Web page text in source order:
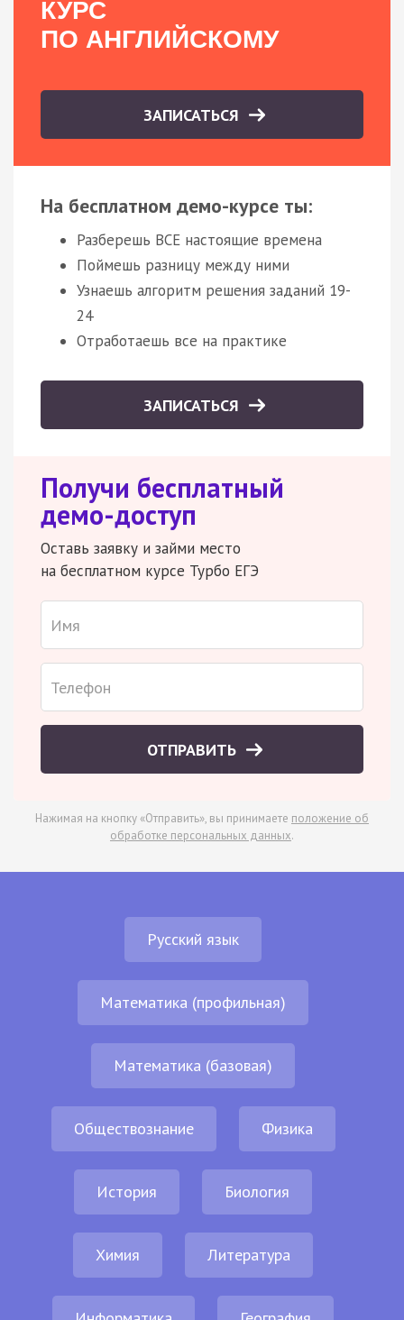
КУРС
ПО АНГЛИЙСКОМУ
ЗАПИСАТЬСЯ
На бесплатном демо-курсе ты:
Разберешь ВСЕ настоящие времена
Поймешь разницу между ними
Узнаешь алгоритм решения заданий 19-
24
Отработаешь все на практике
ЗАПИСАТЬСЯ
Получи бесплатный
демо-доступ
Оставь заявку и займи место
на бесплатном курсе Турбо ЕГЭ
ОТПРАВИТЬ
Нажимая на кнопку «Отправить», вы принимаете положение об
обработке персональных данных.
Русский язык
Математика (профильная)
Математика (базовая)
Обществознание Физика
История Биология
Химия Литература